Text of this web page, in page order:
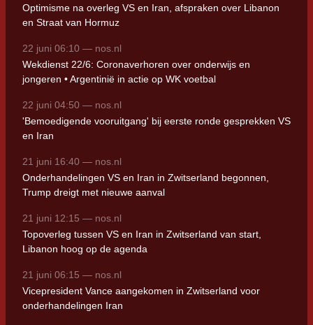
Optimisme na overleg VS en Iran, afspraken over Libanon
en Straat van Hormuz
22 juni 06:10 — nos.nl
Wekdienst 22/6: Coronaverhoren over onderwijs en
jongeren • Argentinië in actie op WK voetbal
22 juni 04:50 — nos.nl
'Bemoedigende vooruitgang' bij eerste ronde gesprekken VS
en Iran
21 juni 16:40 — nos.nl
Onderhandelingen VS en Iran in Zwitserland begonnen,
Trump dreigt met nieuwe aanval
21 juni 12:15 — nos.nl
Topoverleg tussen VS en Iran in Zwitserland van start,
Libanon hoog op de agenda
21 juni 06:15 — nos.nl
Vicepresident Vance aangekomen in Zwitserland voor
onderhandelingen Iran